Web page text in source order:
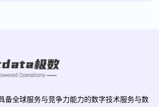
备全球服务与竞争力能力的数字技术服务与数